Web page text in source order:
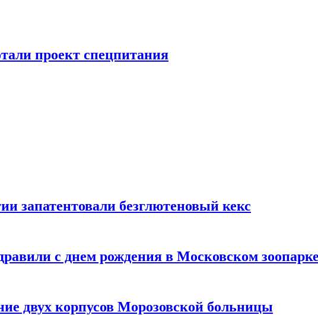
проект спецпитания
запатентовали безглютеновый кекс
с днем рождения в Московском зоопарке
двух корпусов Морозовской больницы